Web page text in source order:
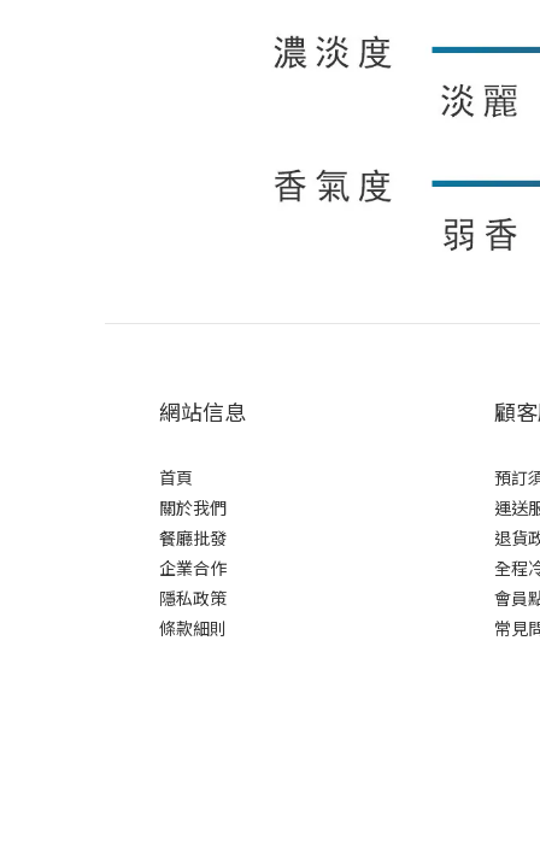
網站信息
首頁
關於我們
餐廳批發
企業合作
隱私政策
條款細則
顧
預訂
運送
退貨
全程
會員
常見